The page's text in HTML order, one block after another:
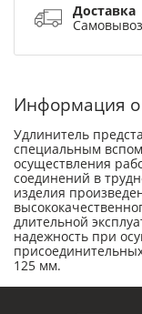
Доставка
Информация о
Удлинитель
специальным
осуществления
соединений в
изделия
длительной
надежность при
125 мм.